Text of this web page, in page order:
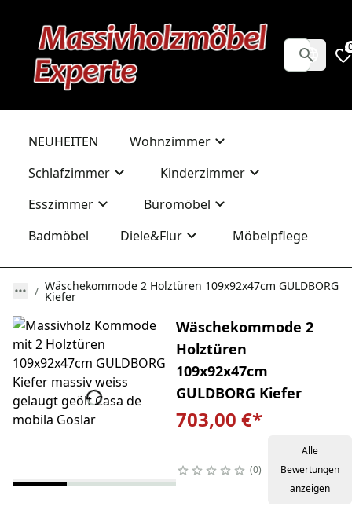
NEUHEITEN
Wohnzimmer
Schlafzimmer
Kinderzimmer
Esszimmer
Büromöbel
Badmöbel
Diele&Flur Möbelpflege
Wäschekommode 2 Holztüren 109x92x47cm GULDBORG
Kiefer
Wäschekommode 2
Holztüren
109x92x47cm
GULDBORG Kiefer
703,00 €*
0
Alle
Bewertungen
anzeigen